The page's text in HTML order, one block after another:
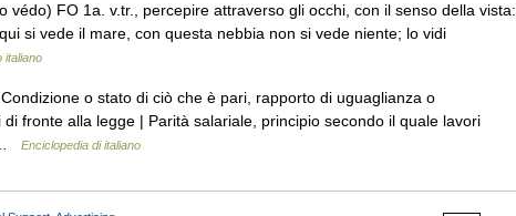
védo) FO 1a. v.tr., percepire attraverso gli occhi, con il senso della vista:
si vede il mare, con questa nebbia non si vede niente; lo vidi
italiano
o stato di ciò che è pari, rapporto di uguaglianza o
fronte alla legge | Parità salariale, principio secondo il quale lavori
…
Enciclopedia di italiano